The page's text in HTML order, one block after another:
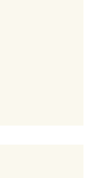
Georgetown